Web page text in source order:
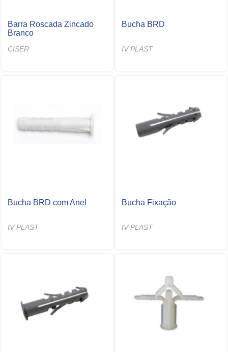
Barra Roscada Zincado
Branco
CISER
Bucha BRD
IV PLAST
Bucha BRD com Anel
IV PLAST
Bucha Fixação
IV PLAST